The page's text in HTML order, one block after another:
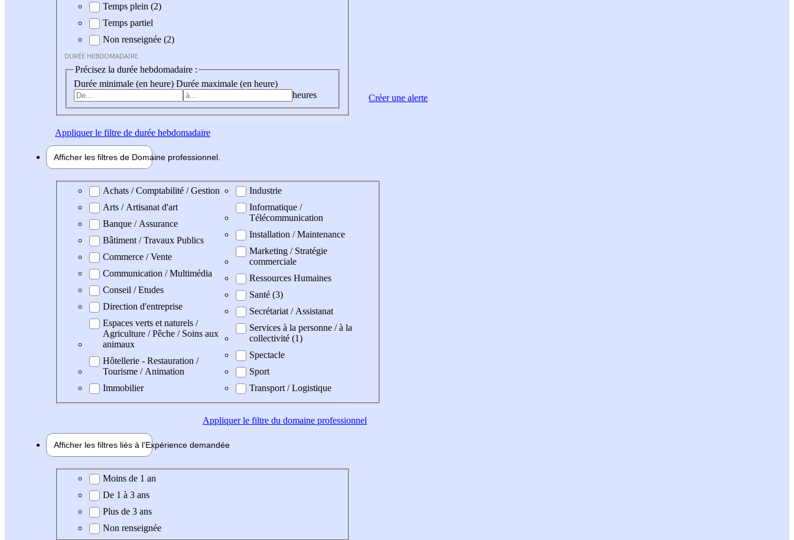
Durée hebdomadaire
Temps plein (2)
Temps partiel
Non renseignée (2)
DURÉE HEBDOMADAIRE
Précisez la durée hebdomadaire :
Durée minimale (en heure) Durée maximale (en heure)
heures
Appliquerle filtre de durée hebdomadaire
Afficher les filtres de Domaine professionnel
Domaine professionel
Achats / Comptabilité / Gestion
Arts / Artisanat d'art
Banque / Assurance
Bâtiment / Travaux Publics
Commerce / Vente
Communication / Multimédia
Conseil / Etudes
Direction d'entreprise
Espaces verts et naturels /
Agriculture / Pêche / Soins aux
animaux
Hôtellerie - Restauration /
Tourisme / Animation
Immobilier
Industrie
Informatique /
Télécommunication
Installation / Maintenance
Marketing / Stratégie
commerciale
Ressources Humaines
Santé (3)
Secrétariat / Assistanat
Services à la personne / à la
collectivité (1)
Spectacle
Sport
Transport / Logistique
Appliquerle filtre du domaine professionnel
Afficher les filtres liés à l'Expérience demandée
Expérience demandée
Moins de 1 an
De 1 à 3 ans
Plus de 3 ans
Non renseignée
Créer une alerte